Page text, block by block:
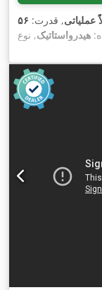
عملیاتی, قدرت: ۵۶
هیدرواستاتیک, نوع
کارکرد: